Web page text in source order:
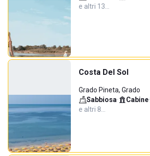
e altri 13…
Costa Del Sol
Grado Pineta, Grado
Sabbiosa· Cabine·
e altri 8…